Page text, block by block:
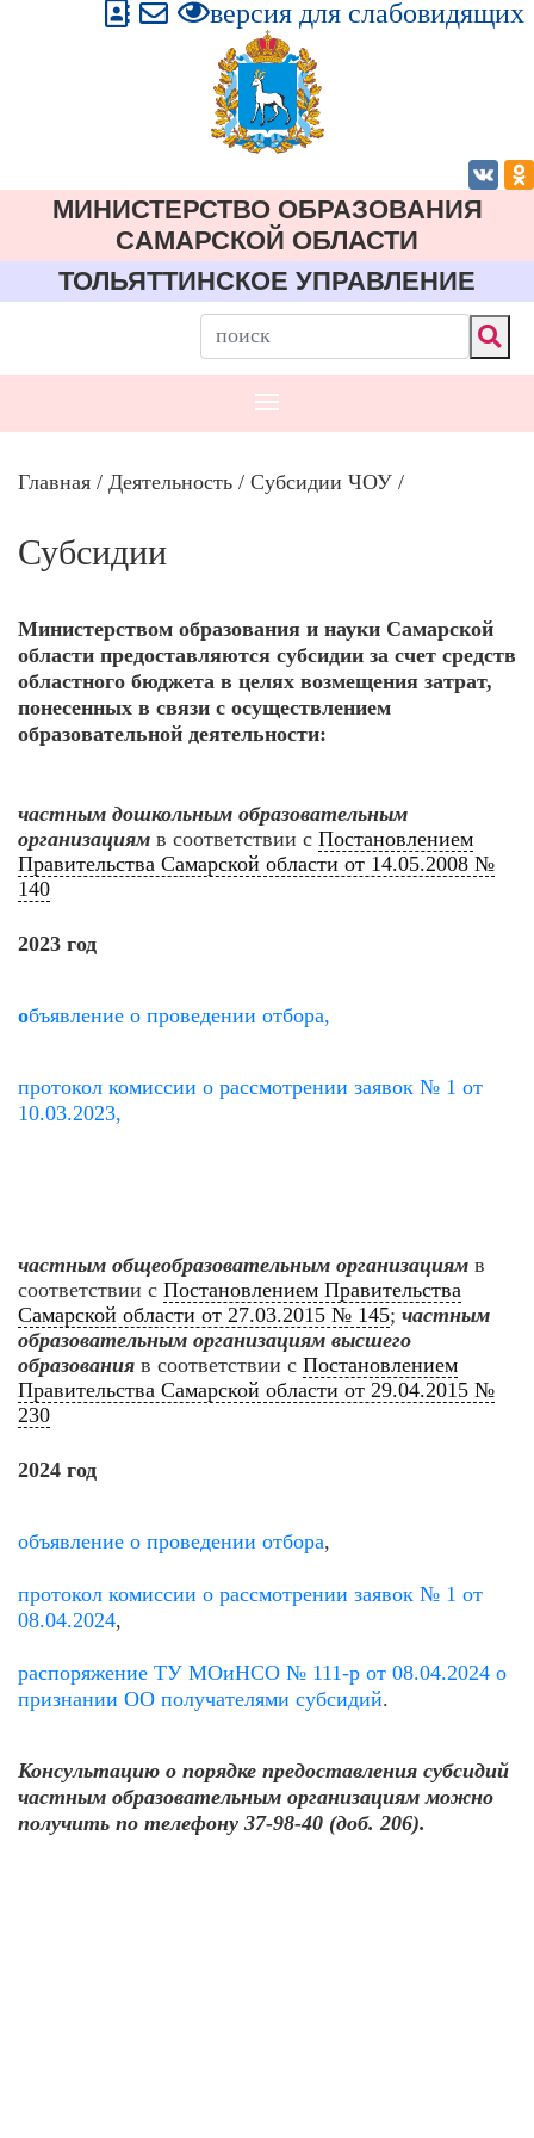
версия для слабовидящих
МИНИСТЕРСТВО ОБРАЗОВАНИЯ
CАМАРСКОЙ ОБЛАСТИ
ТОЛЬЯТТИНСКОЕ УПРАВЛЕНИЕ
Главная / Деятельность / Субсидии ЧОУ /
Субсидии
Министерством образования и науки Самарской
области предоставляются субсидии за счет средств
областного бюджета в целях возмещения затрат,
понесенных в связи с осуществлением
образовательной деятельности:
частным дошкольным образовательным
организациям в соответствии с Постановлением
Правительства Самарской области от 14.05.2008 №
140
2023 год
объявление о проведении отбора,
протокол комиссии о рассмотрении заявок № 1 от
10.03.2023,
частным общеобразовательным организациям в
соответствии с Постановлением Правительства
Самарской области от 27.03.2015 № 145; частным
образовательным организациям высшего
образования в соответствии с Постановлением
Правительства Самарской области от 29.04.2015 №
230
2024 год
объявление о проведении отбора,
протокол комиссии о рассмотрении заявок № 1 от
08.04.2024,
распоряжение ТУ МОиНСО № 111-р от 08.04.2024 о
признании ОО получателями субсидий.
Консультацию о порядке предоставления субсидий
частным образовательным организациям можно
получить по телефону 37-98-40 (доб. 206).